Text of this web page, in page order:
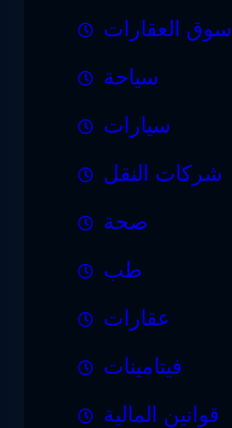
سوق العقارات
سياحة
سيارات
شركات النقل
صحة
طب
عقارات
فيتامينات
قوانين المالية